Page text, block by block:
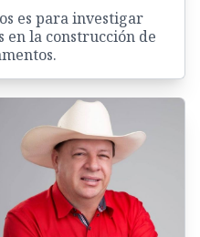
es para investigar
la construcción de